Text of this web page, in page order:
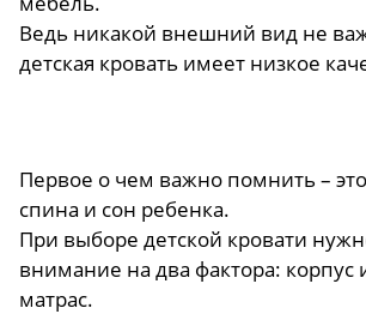
Ведь никакой внешний вид не
детская кровать имеет низкое
Первое о чем важно помнить –
спина и сон ребенка.
При выборе детской кровати
внимание на два фактора:
матрас.